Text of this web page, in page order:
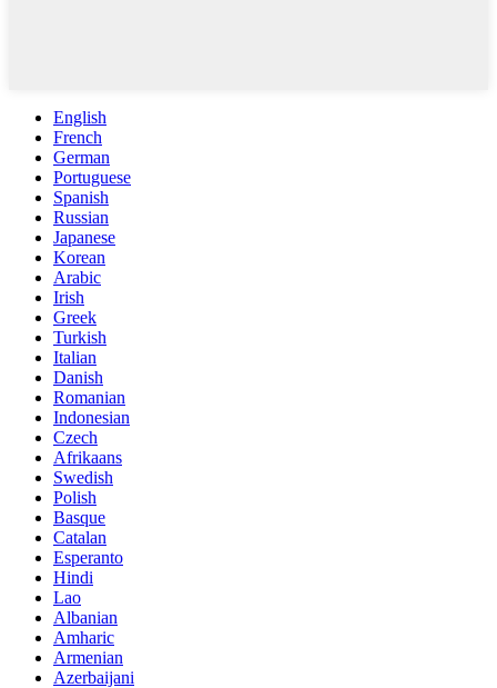
English
French
German
Portuguese
Spanish
Russian
Japanese
Korean
Arabic
Irish
Greek
Turkish
Italian
Danish
Romanian
Indonesian
Czech
Afrikaans
Swedish
Polish
Basque
Catalan
Esperanto
Hindi
Lao
Albanian
Amharic
Armenian
Azerbaijani